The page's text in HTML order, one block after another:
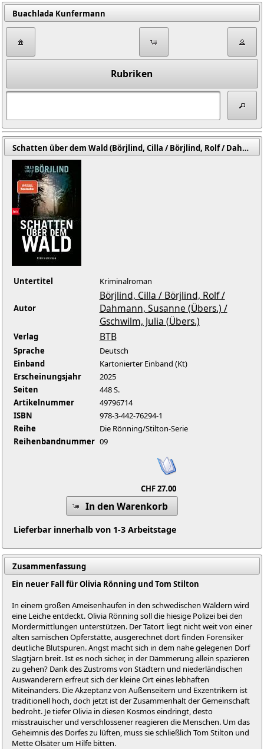
Buachlada Kunfermann
Rubriken
Schatten über dem Wald (Börjlind, Cilla / Börjlind, Rolf / Dahmann, Susanne (Übers.) / Gschwilm, Julia (Übers.))
Untertitel Kriminalroman
Autor
Börjlind, Cilla / Börjlind, Rolf /
Dahmann, Susanne (Übers.) /
Gschwilm, Julia (Übers.)
Verlag BTB
Sprache
Deutsch
Einband
Kartonierter Einband (Kt)
Erscheinungsjahr
2025
Seiten
448 S.
Artikelnummer
49796714
ISBN
978-3-442-76294-1
Reihe
Die Rönning/Stilton-Serie
Reihenbandnummer 09
CHF 27.00
In den Warenkorb
Lieferbar innerhalb von 1-3 Arbeitstage
Zusammenfassung
Ein neuer Fall für Olivia Rönning und Tom Stilton
In einem großen Ameisenhaufen in den schwedischen Wäldern wird
eine Leiche entdeckt. Olivia Rönning soll die hiesige Polizei bei den
Mordermittlungen unterstützen. Der Tatort liegt nicht weit von einer
alten samischen Opferstätte, ausgerechnet dort finden Forensiker
deutliche Blutspuren. Angst macht sich in dem nahe gelegenen Dorf
Slagtjärn breit. Ist es noch sicher, in der Dämmerung allein spazieren
zu gehen? Dank des Zustroms von Städtern und niederländischen
Auswanderern erfreut sich der kleine Ort eines lebhaften
Miteinanders. Die Akzeptanz von Außenseitern und Exzentrikern ist
traditionell hoch, doch jetzt ist der Zusammenhalt der Gemeinschaft
bedroht. Je tiefer Olivia in diesen Kosmos eindringt, desto
misstrauischer und verschlossener reagieren die Menschen. Um das
Geheimnis des Dorfes zu lüften, muss sie schließlich Tom Stilton und
Mette Olsäter um Hilfe bitten.